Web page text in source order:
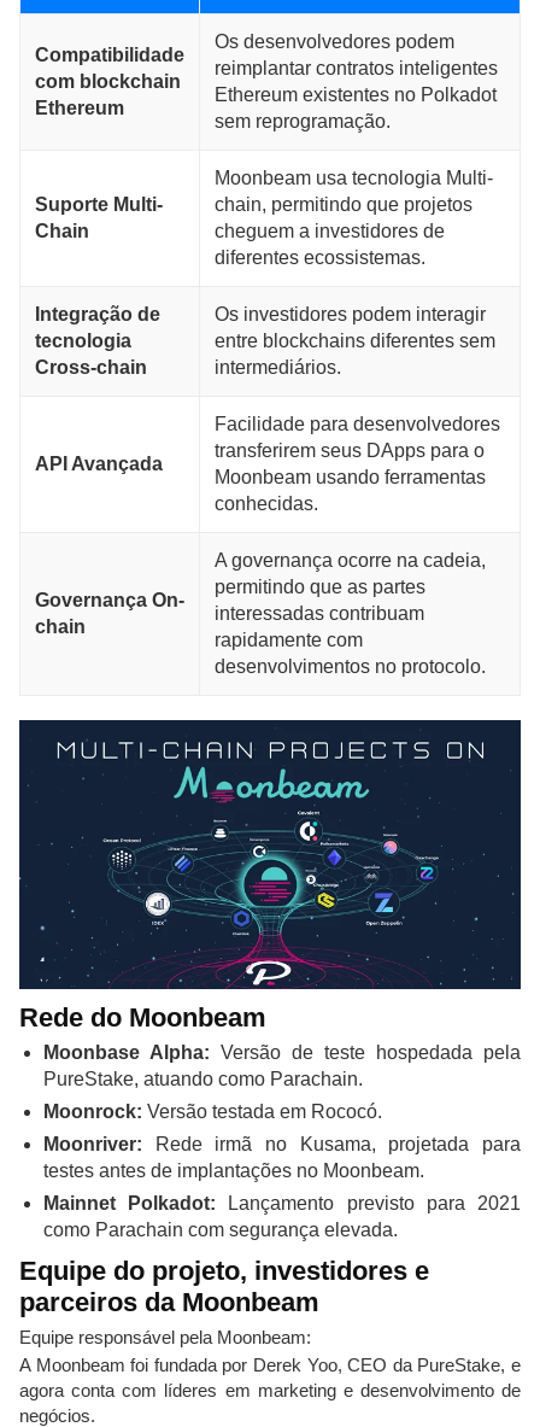
Compatibilidade
com blockchain
Ethereum
Os desenvolvedores podem
reimplantar contratos inteligentes
Ethereum existentes no Polkadot
sem reprogramação.
Suporte Multi-
Chain
Moonbeam usa tecnologia Multi-
chain, permitindo que projetos
cheguem a investidores de
diferentes ecossistemas.
Integração de
tecnologia
Cross-chain
Os investidores podem interagir
entre blockchains diferentes sem
intermediários.
API Avançada
Facilidade para desenvolvedores
transferirem seus DApps para o
Moonbeam usando ferramentas
conhecidas.
Governança On-
chain
A governança ocorre na cadeia,
permitindo que as partes
interessadas contribuam
rapidamente com
desenvolvimentos no protocolo.
Rede do Moonbeam
Moonbase Alpha: Versão de teste hospedada pela
PureStake, atuando como Parachain.
Moonrock: Versão testada em Rococó.
Moonriver: Rede irmã no Kusama, projetada para
testes antes de implantações no Moonbeam.
Mainnet Polkadot: Lançamento previsto para 2021
como Parachain com segurança elevada.
Equipe do projeto, investidores e
parceiros da Moonbeam
Equipe responsável pela Moonbeam:
A Moonbeam foi fundada por Derek Yoo, CEO da PureStake, e
agora conta com líderes em marketing e desenvolvimento de
negócios.